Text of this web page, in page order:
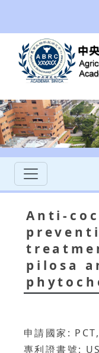
Anti-
pilosa
申請國家:
專利證書號: